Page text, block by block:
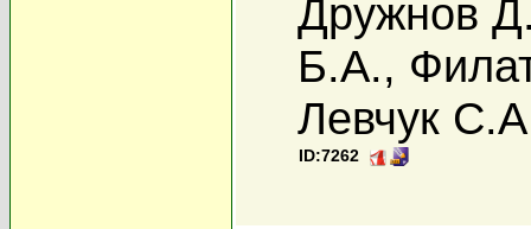
Дружнов
Б.А.,
Левчук
ID:7262